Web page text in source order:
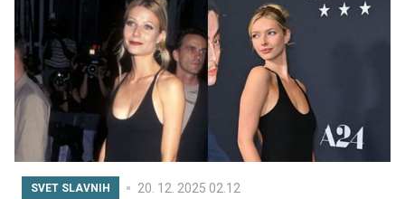
SVET SLAVNIH 20. 12. 2025 02.12